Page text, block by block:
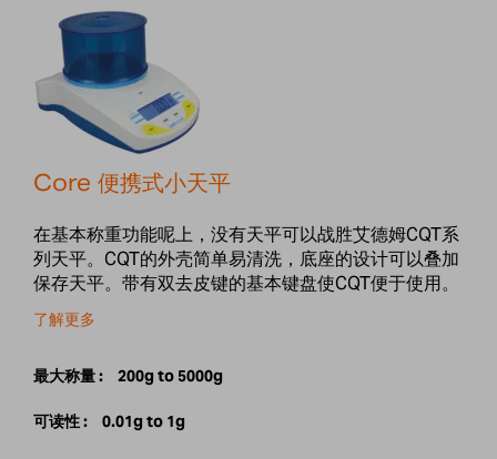
Core 便携式小天平
在基本称重功能呢上，没有天平可以战胜艾德姆CQT系
列天平。CQT的外壳简单易清洗，底座的设计可以叠加
保存天平。带有双去皮键的基本键盘使CQT便于使用。
了解更多
最大称量 : 200g to 5000g
可读性 : 0.01g to 1g